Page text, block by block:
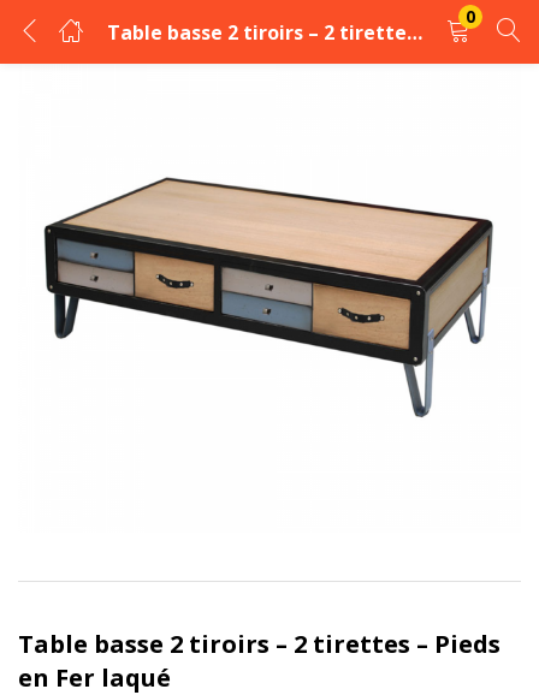
Table basse 2 tiroirs – 2 tirettes – Pieds en Fer laqué
0
LOGIN REGISTER
Enter your username and password to login.
Table basse 2 tiroirs – 2 tirettes – Pieds
en Fer laqué